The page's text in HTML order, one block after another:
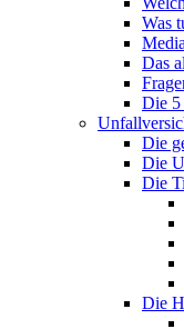
Was
Das
Die 5
Die
Die
Die
Die